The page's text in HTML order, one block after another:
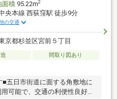
面積95.22m2
央本線 西荻窪駅 徒歩9分
の交通
京都杉並区宮前５丁目
間取り図あり
五日市街道に面する角敷地に
可能で、交通の利便性良好で